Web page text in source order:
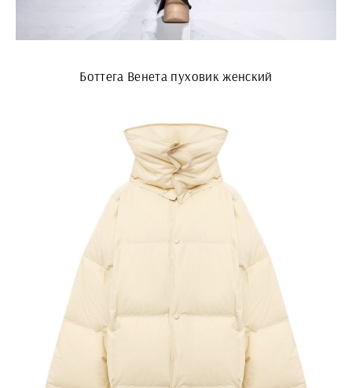
Боттега Венета пуховик женский